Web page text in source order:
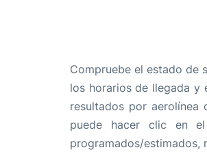
Compruebe el estado de
los horarios de llegada y
resultados por
puede hacer clic en
programados/estimados,